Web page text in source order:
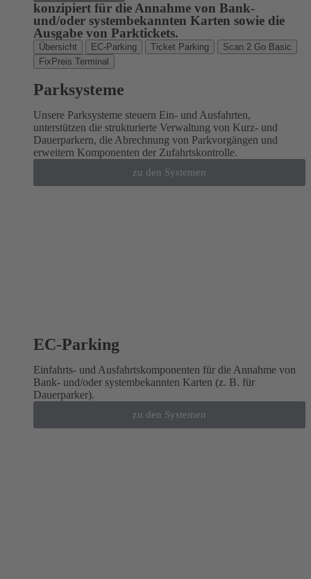
konzipiert für die Annahme von Bank-
und/oder systembekannten Karten sowie die
Ausgabe von Parktickets.
Übersicht EC-Parking Ticket Parking
Scan 2 Go Basic
FixPreis Terminal
Parksysteme
Unsere Parksysteme steuern Ein- und Ausfahrten,
unterstützen die strukturierte Verwaltung von Kurz- und
Dauerparkern, die Abrechnung von Parkvorgängen und
erweitern Komponenten der Zufahrtskontrolle.
zu den Systemen
EC-Parking
Einfahrts- und Ausfahrtskomponenten für die Annahme von
Bank- und/oder systembekannten Karten (z. B. für
Dauerparker).
zu den Systemen